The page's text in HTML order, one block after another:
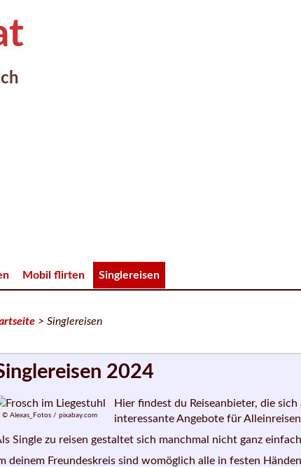
Mobil flirten Singlereisen
> Singlereisen
2024
© Alexas_Fotos / pixabay.com
Hier findest du Reiseanbieter, die
interessante Angebote für
Single zu reisen gestaltet sich manchmal nicht ganz
deinem Freundeskreis sind womöglich alle in festen